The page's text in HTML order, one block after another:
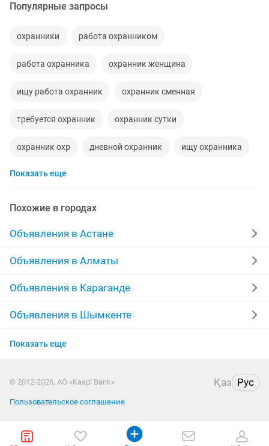
Популярные запросы
охранники работа охранником
работа охранника охранник женщина
ищу работа охранник охранник сменная
требуется охранник охранник сутки
охранник охр дневной охранник ищу охранника
охранника охранницу
охранник объект охранник ночной смены
охранники охранную
вахтовый метод охранники
Показать еще
Похожие в городах
Объявления в Астане
Объявления в Алматы
Объявления в Караганде
Объявления в Шымкенте
Объявления в Усть-Каменогорске
Объявления в Павлодаре
Показать еще
© 2012-2026, АО «Kaspi Bank» Қаз Рус
Пользовательское соглашение